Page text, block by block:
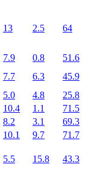
13 2.5 64
7.9 0.8
51.6
7.7 6.3
45.9
5.0 4.8
25.8
10.4 1.1
71.5
8.2 3.1
69.3
10.1 9.7
71.7
5.5 15.8 43.3